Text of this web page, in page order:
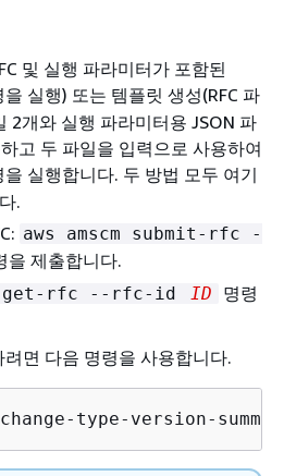
및 실행 파라미터가 포함된
을 실행) 또는 템플릿 생성(RFC 파
2개와 실행 파라미터용 JSON 파
고 두 파일을 입력으로 사용하여
을 실행합니다. 두 방법 모두 여기
.
aws amscm submit-rfc -
을 제출합니다.
get-rfc --rfc-id ID
명령
면 다음 명령을 사용합니다.
type-version-